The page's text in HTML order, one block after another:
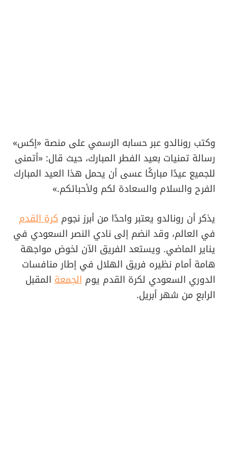
وكتب رونالدو عبر حسابه الرسمي على منصة «إكس»
رسالة تمنيات بعيد الفطر المبارك، حيث قال: «أتمنى
للجميع عيدًا مباركًا عسى أن يحمل هذا العيد المبارك
الفرح والسلام والسعادة لكم ولأحبائكم.»
يذكر أن رونالدو يعتبر واحدًا من أبرز نجوم كرة القدم
في العالم، وقد انضم إلى نادي النصر السعودي في
يناير الماضي. ويستعد الفريق الآن لخوض مواجهة
هامة أمام نظيره فريق الهلال في إطار منافسات
الدوري السعودي لكرة القدم يوم الجمعة المقبل
الرابع من شهر أبريل.